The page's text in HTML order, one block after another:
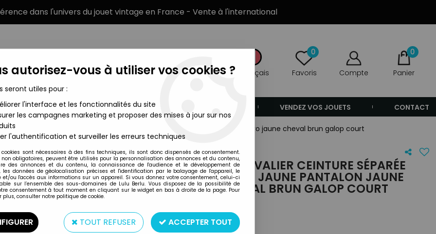
dans l'univers du jouet vintage en France - Vente à l'international
Français
0
Favoris Compte
0
Panier
MARQUES TYPE DE PRODUIT VENDEZ VOS JOUETS CONTACT
ceinture séparée pose du couteau veste jaune pantalon jaune sombrero jaune cheval brun galop court
Timpo Toys
TIMPO - MEXICAINS - CAVALIER CEINTURE SÉPARÉE
POSE DU COUTEAU VESTE JAUNE PANTALON JAUNE
SOMBRERO JAUNE CHEVAL BRUN GALOP COURT
24,99 €TTC
REF32776
autorisez-vous à utiliser vos cookies ?
seront utiles pour :
l'interface et les fonctionnalités du site
les campagnes marketing et proposer des mises à jour sur nos
l'authentification et surveiller les erreurs techniques
cookies sont nécessaires à des fins techniques, ils sont donc dispensés de consentement.
non obligatoires, peuvent être utilisés pour la personnalisation des annonces et du contenu,
des annonces et du contenu, la connaissance de l'audience et le développement de
les données de géolocalisation précises et l'identification par le balayage de l'appareil, le
et/ou l'accès aux informations sur un appareil. Si vous donnez votre consentement, celui-ci
sur l’ensemble des sous-domaines de Lulu Berlu. Vous disposez de la possibilité de
consentement à tout moment en cliquant sur le widget en bas à droite de la page. Pour
plus, consulter notre politique de cookie.
TOUT REFUSER ACCEPTER TOUT